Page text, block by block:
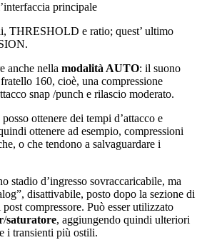
principale
THRESHOLD e ratio; quest’ ultimo
anche nella modalità AUTO: il suono
160, cioè, una compressione
snap /punch e rilascio moderato.
ottenere dei tempi d’attacco e
ottenere ad esempio, compressioni
o che tendono a salvaguardare i
stadio d’ingresso sovraccaricabile, ma
disattivabile, posto dopo la sezione di
compressore. Può esser utilizzato
/saturatore, aggiungendo quindi ulteriori
i transienti più ostili.